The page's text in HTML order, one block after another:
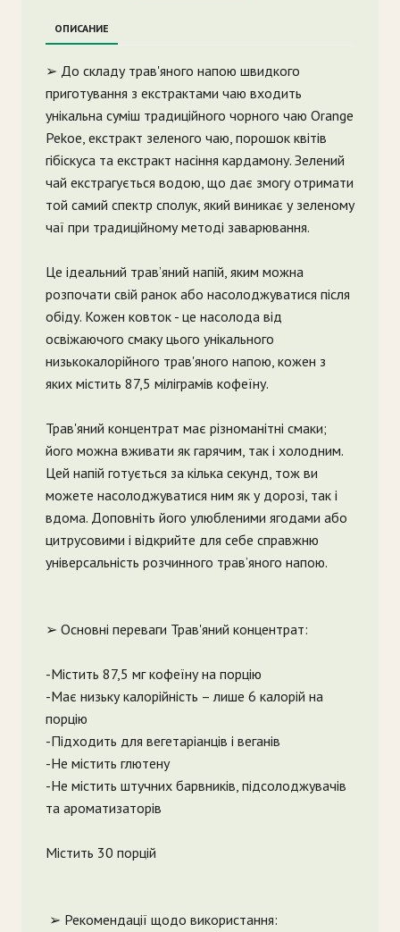
ОПИСАНИЕ
➢ До складу трав'яного напою швидкого
приготування з екстрактами чаю входить
унікальна суміш традиційного чорного чаю Orange
Pekoe, екстракт зеленого чаю, порошок квітів
гібіскуса та екстракт насіння кардамону. Зелений
чай екстрагується водою, що дає змогу отримати
той самий спектр сполук, який виникає у зеленому
чаї при традиційному методі заварювання.
Це ідеальний трав’яний напій, яким можна
розпочати свій ранок або насолоджуватися після
обіду. Кожен ковток - це насолода від
освіжаючого смаку цього унікального
низькокалорійного трав'яного напою, кожен з
яких містить 87,5 міліграмів кофеїну.
Трав'яний концентрат має різноманітні смаки;
його можна вживати як гарячим, так і холодним.
Цей напій готується за кілька секунд, тож ви
можете насолоджуватися ним як у дорозі, так і
вдома. Доповніть його улюбленими ягодами або
цитрусовими і відкрийте для себе справжню
універсальність розчинного трав’яного напою.
➢ Основні переваги Трав'яний концентрат:
-Містить 87,5 мг кофеїну на порцію
-Має низьку калорійність – лише 6 калорій на
порцію
-Підходить для вегетаріанців і веганів
-Не містить глютену
-Не містить штучних барвників, підсолоджувачів
та ароматизаторів
Містить 30 порцій
➢ Рекомендації щодо використання: